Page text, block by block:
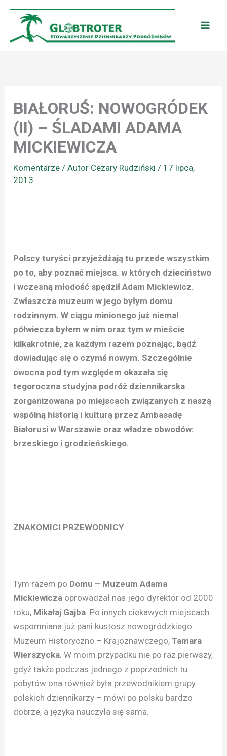
Przejdź
treści
BIAŁORUŚ: NOWOGRÓDEK
(II) – ŚLADAMI ADAMA
MICKIEWICZA
Komentarze / Autor Cezary Rudziński/ 17 lipca,
2013
Polscy turyści przyjeżdżają tu przede wszystkim
po to, aby poznać miejsca. w których dzieciństwo
i wczesną młodość spędził Adam Mickiewicz.
Zwłaszcza muzeum w jego byłym domu
rodzinnym. W ciągu minionego już niemal
półwiecza byłem w nim oraz tym w mieście
kilkakrotnie, za każdym razem poznając, bądź
dowiadując się o czymś nowym. Szczególnie
owocna pod tym względem okazała się
tegoroczna studyjna podróż dziennikarska
zorganizowana po miejscach związanych z naszą
wspólną historią i kulturą przez Ambasadę
Białorusi w Warszawie oraz władze obwodów:
brzeskiego i grodzieńskiego.
ZNAKOMICI PRZEWODNICY
Tym razem po Domu – Muzeum Adama
Mickiewicza oprowadzał nas jego dyrektor od 2000
roku, Mikałaj Gajba . Po innych ciekawych miejscach
wspomniana już pani kustosz nowogródzkiego
Muzeum Historyczno – Krajoznawczego,Tamara
Wierszycka . W moim przypadku nie po raz pierwszy,
gdyż także podczas jednego z poprzednich tu
pobytów ona również była przewodnikiem grupy
polskich dziennikarzy – mówi po polsku bardzo
dobrze, a języka nauczyła się sama.